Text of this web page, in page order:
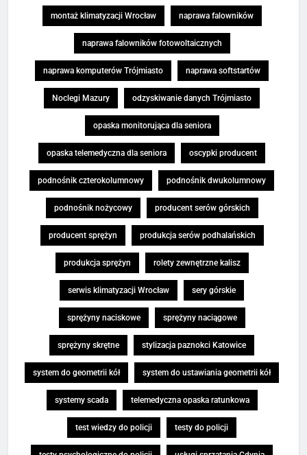
montaż klimatyzacji Wrocław naprawa falowników
naprawa falowników fotowoltaicznych
naprawa komputerów Trójmiasto naprawa softstartów
Noclegi Mazury odzyskiwanie danych Trójmiasto
opaska monitorująca dla seniora
opaska telemedyczna dla seniora oscypki producent
podnośnik czterokolumnowy podnośnik dwukolumnowy
podnośnik nożycowy producent serów górskich
producent sprężyn produkcja serów podhalańskich
produkcja sprężyn rolety zewnętrzne kalisz
serwis klimatyzacji Wrocław sery górskie
sprężyny naciskowe sprężyny naciągowe
sprężyny skrętne stylizacja paznokci Katowice
system do geometrii kół system do ustawiania geometrii kół
systemy scada telemedyczna opaska ratunkowa
test wiedzy do policji testy do policji